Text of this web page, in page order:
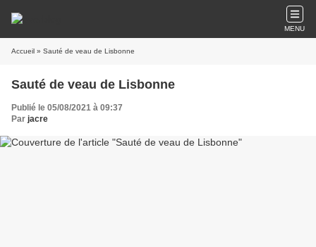
MENU
Accueil » Sauté de veau de Lisbonne
Sauté de veau de Lisbonne
Publié le 05/08/2021 à 09:37
Par jacre